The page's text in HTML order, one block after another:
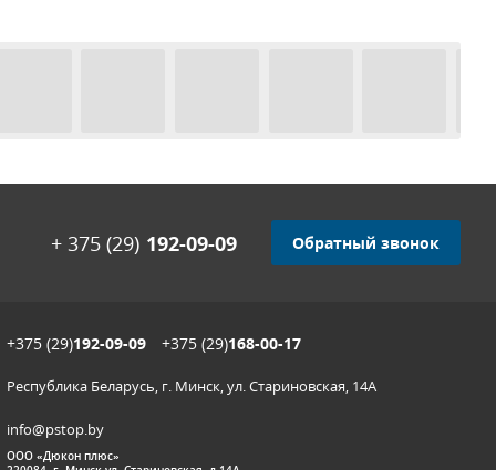
+ 375 (29) 192-09-09 Обратный звонок
+375 (29)192-09-09 +375 (29)168-00-17
Республика Беларусь, г. Минск, ул. Стариновская, 14А
info@pstop.by
ООО «Дюкон плюс»